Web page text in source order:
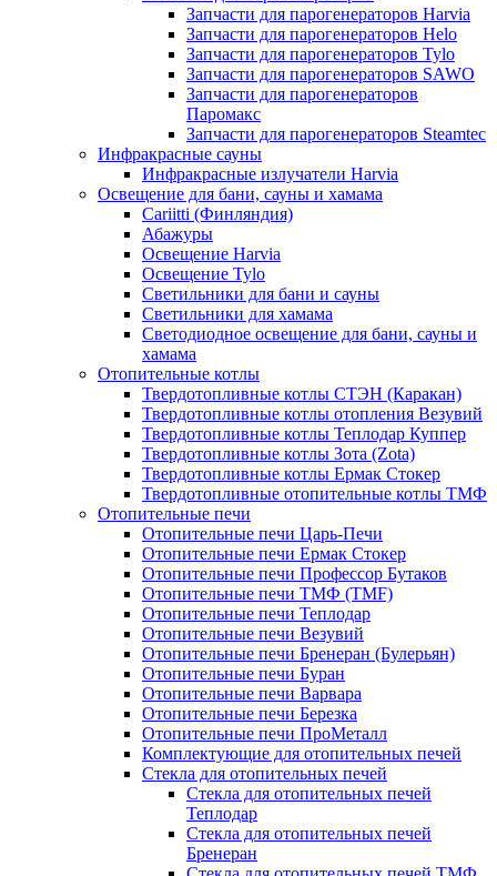
Запчасти для парогенераторов Harvia
Запчасти для парогенераторов Helo
Запчасти для парогенераторов Tylo
Запчасти для парогенераторов SAWO
Запчасти для парогенераторов
Паромакс
Запчасти для парогенераторов Steamtec
Инфракрасные сауны
Инфракрасные излучатели Harvia
Освещение для бани, сауны и хамама
Cariitti (Финляндия)
Абажуры
Освещение Harvia
Освещение Tylo
Светильники для бани и сауны
Светильники для хамама
Светодиодное освещение для бани, сауны и
хамама
Отопительные котлы
Твердотопливные котлы СТЭН (Каракан)
Твердотопливные котлы отопления Везувий
Твердотопливные котлы Теплодар Куппер
Твердотопливные котлы Зота (Zota)
Твердотопливные котлы Ермак Стокер
Твердотопливные отопительные котлы ТМФ
Отопительные печи
Отопительные печи Царь-Печи
Отопительные печи Ермак Стокер
Отопительные печи Профессор Бутаков
Отопительные печи ТМФ (TMF)
Отопительные печи Теплодар
Отопительные печи Везувий
Отопительные печи Бренеран (Булерьян)
Отопительные печи Буран
Отопительные печи Варвара
Отопительные печи Березка
Отопительные печи ПроМеталл
Комплектующие для отопительных печей
Стекла для отопительных печей
Стекла для отопительных печей
Теплодар
Стекла для отопительных печей
Бренеран